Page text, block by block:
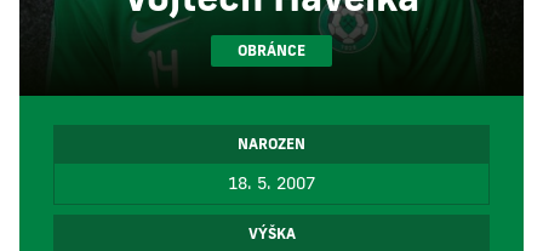
OBRÁNCE
NAROZEN
18. 5. 2007
VÝŠKA